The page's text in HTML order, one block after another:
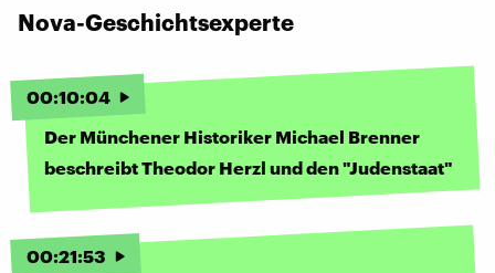
Nova-Geschichtsexperte
00:10:04
Der Münchener Historiker Michael Brenner
beschreibt Theodor Herzl und den "Judenstaat"
00:21:53